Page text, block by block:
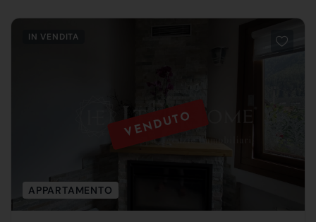
VENDUTO
IN VENDITA
APPARTAMENTO